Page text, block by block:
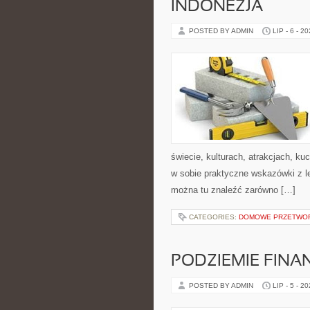
INDONEZJA
POSTED BY ADMIN LIP - 6 -
świecie, kulturach, atrakcjach,
w sobie praktyczne wskazówki z
można tu znaleźć zarówno […]
CATEGORIES: DOMOWE
PODZIEMIE
POSTED BY ADMIN LIP - 5 -